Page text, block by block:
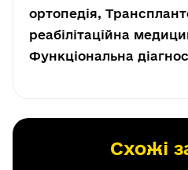
ортопедія,
реабілітаційна
Функціональна
Схожі